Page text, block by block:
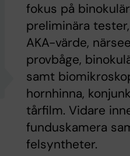
fokus på
preliminära
AKA-värde,
provbåge,
samt
hornhinna,
tårfilm. Vidare
funduskamera
felsyntheter.